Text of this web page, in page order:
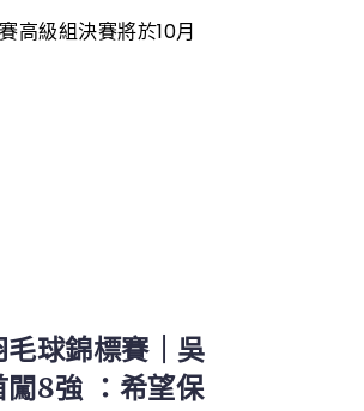
高級組決賽將於10月
球錦標賽｜吳
闖8強 ：希望保